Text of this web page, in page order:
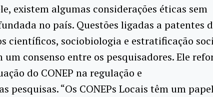
existem algumas considerações éticas sem
no país. Questões ligadas a patentes
científicos, sociobiologia e estratificação
consenso entre os pesquisadores. Ele
do CONEP na regulação e
pesquisas. “Os CONEPs Locais têm um